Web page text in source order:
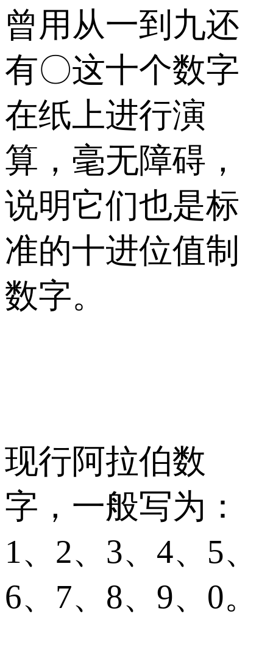
曾用从一到九还
有〇这十个数字
在纸上进行演
算，毫无障碍，
说明它们也是标
准的十进位值制
数字。
现行阿拉伯数
字，一般写为：
1、2、3、4、5、
6、7、8、9、0。